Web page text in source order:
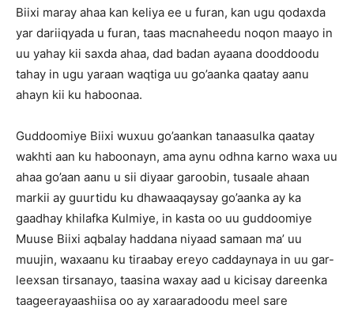
Biixi maray ahaa kan keliya ee u furan, kan ugu qodaxda
yar dariiqyada u furan, taas macnaheedu noqon maayo in
uu yahay kii saxda ahaa, dad badan ayaana dooddoodu
tahay in ugu yaraan waqtiga uu go’aanka qaatay aanu
ahayn kii ku haboonaa.
Guddoomiye Biixi wuxuu go’aankan tanaasulka qaatay
wakhti aan ku haboonayn, ama aynu odhna karno waxa uu
ahaa go’aan aanu u sii diyaar garoobin, tusaale ahaan
markii ay guurtidu ku dhawaaqaysay go’aanka ay ka
gaadhay khilafka Kulmiye, in kasta oo uu guddoomiye
Muuse Biixi aqbalay haddana niyaad samaan ma’ uu
muujin, waxaanu ku tiraabay ereyo caddaynaya in uu gar-
leexsan tirsanayo, taasina waxay aad u kicisay dareenka
taageerayaashiisa oo ay xaraaradoodu meel sare